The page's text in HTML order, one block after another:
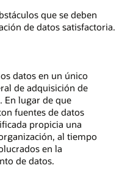
que se deben
de datos satisfactoria.
datos en un único
de adquisición de
En lugar de que
fuentes de datos
propicia una
al tiempo
en la
de datos.